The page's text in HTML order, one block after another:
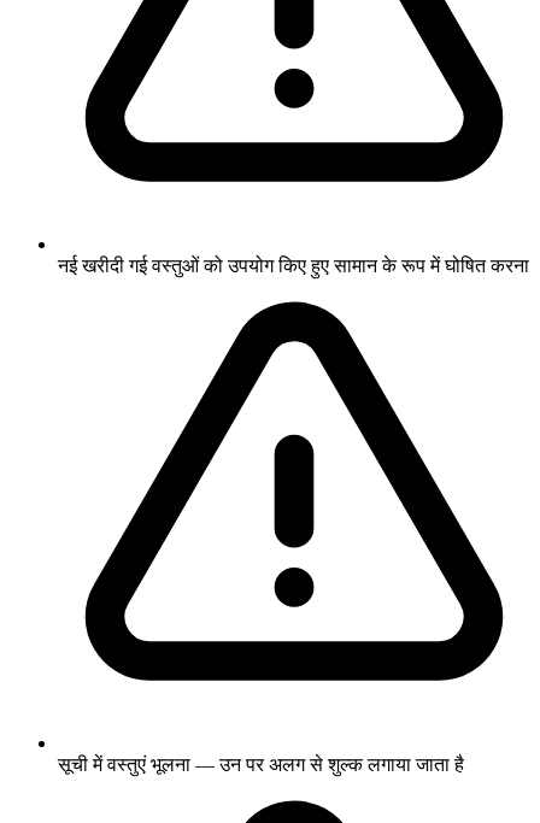
नई खरीदी गई वस्तुओं को उपयोग किए हुए सामान के रूप में घोषित करना
सूची में वस्तुएं भूलना — उन पर अलग से शुल्क लगाया जाता है